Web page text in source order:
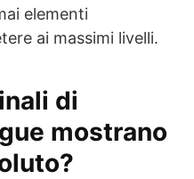
elementi
ai massimi livelli.
di
mostrano